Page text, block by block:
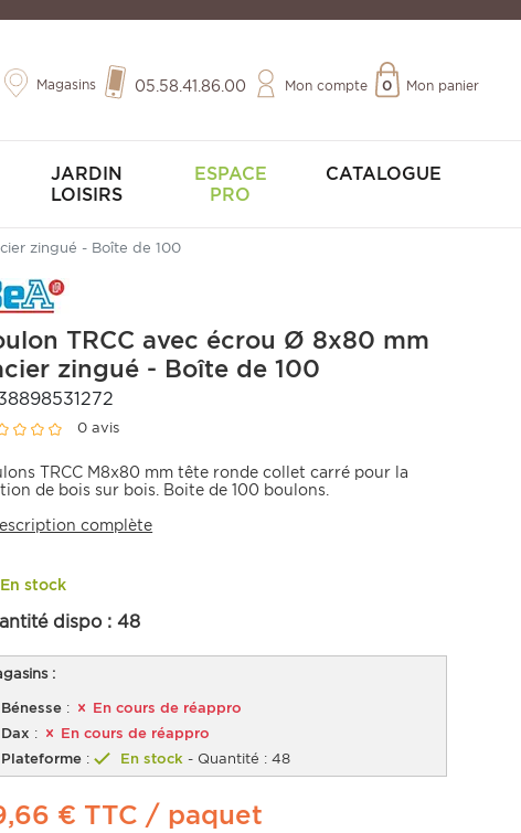
Magasins 05.58.41.86.00 Mon compte Mon panier
0
JARDIN
LOISIRS
ESPACE
PRO
CATALOGUE
zingué - Boîte de 100
TRCC avec écrou Ø 8x80 mm
zingué - Boîte de 100
0 avis
TRCC M8x80 mm tête ronde collet carré pour la
de bois sur bois. Boite de 100 boulons.
complète
En stock
dispo :48
:
Bénesse :
En cours de réappro
Dax :
En cours de réappro
Plateforme : En stock - Quantité : 48
€ TTC / paquet